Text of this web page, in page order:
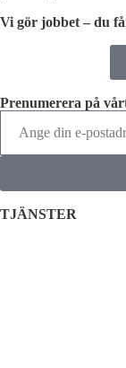
Vi gör jobbet – du
Prenumerera på
TJÄNSTER